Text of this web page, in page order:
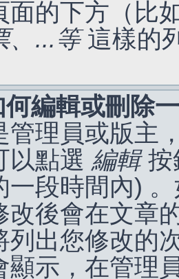
面的下方（比
、...等這樣的
編輯或刪除
管理員或版主
以點選 編輯按
一段時間內)
改後會在文章
列出您修改的
顯示，在管理